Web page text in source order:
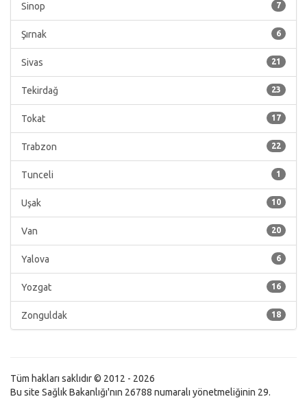
7
Sinop
6
Şırnak
21
Sivas
23
Tekirdağ
17
Tokat
22
Trabzon
1
Tunceli
10
Uşak
20
Van
6
Yalova
16
Yozgat
18
Zonguldak
Tüm hakları saklıdır © 2012 - 2026
Bu site Sağlık Bakanlığı'nın 26788 numaralı yönetmeliğinin 29.